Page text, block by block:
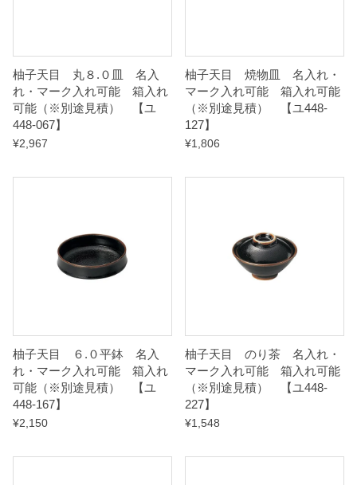
）
【
ユ
4
q
u
a
n
t
柚子天目 丸８.０皿 名入
れ・マーク入れ可能 箱入れ
可能（※別途見積） 【ユ
448-067】
¥2,967
柚子天目 焼物皿 名入れ・
マーク入れ可能 箱入れ可能
（※別途見積） 【ユ448-
127】
¥1,806
柚子天目 ６.０平鉢 名入
れ・マーク入れ可能 箱入れ
可能（※別途見積） 【ユ
448-167】
¥2,150
柚子天目 のり茶 名入れ・
マーク入れ可能 箱入れ可能
（※別途見積） 【ユ448-
227】
¥1,548